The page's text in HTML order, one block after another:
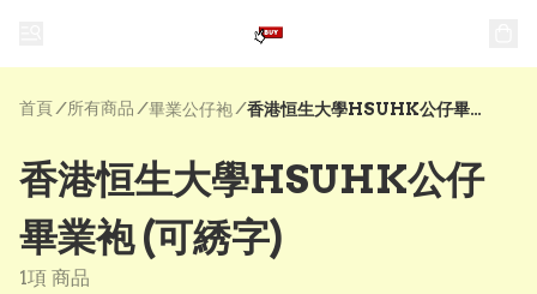
首頁/ 所有商品 /畢業公仔袍/ 香港恒生大學HSUHK公仔畢業袍 (可綉字)
香港恒生大學HSUHK公仔
畢業袍 (可綉字)
1項 商品